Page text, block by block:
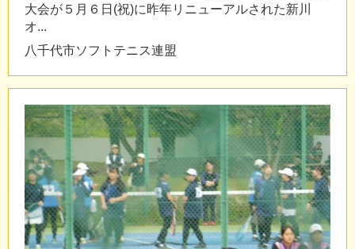
大会が５月６日(祝)に昨年リニューアルされた新川
オ...
八千代市ソフトテニス連盟